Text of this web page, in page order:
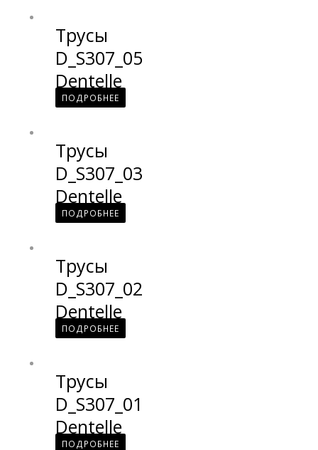
Трусы
D_S307_05
Dentelle
ПОДРОБНЕЕ
Трусы
D_S307_03
Dentelle
ПОДРОБНЕЕ
Трусы
D_S307_02
Dentelle
ПОДРОБНЕЕ
Трусы
D_S307_01
Dentelle
ПОДРОБНЕЕ